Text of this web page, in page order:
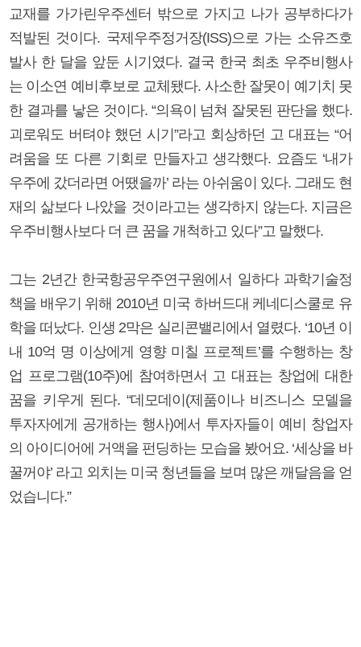
교재를 가가린우주센터 밖으로 가지고 나가 공부하다가
적발된 것이다. 국제우주정거장(ISS)으로 가는 소유즈호
발사 한 달을 앞둔 시기였다. 결국 한국 최초 우주비행사
는 이소연 예비후보로 교체됐다. 사소한 잘못이 예기치 못
한 결과를 낳은 것이다. “의욕이 넘쳐 잘못된 판단을 했다.
괴로워도 버텨야 했던 시기”라고 회상하던 고 대표는 “어
려움을 또 다른 기회로 만들자고 생각했다. 요즘도 ‘내가
우주에 갔더라면 어땠을까’ 라는 아쉬움이 있다. 그래도 현
재의 삶보다 나았을 것이라고는 생각하지 않는다. 지금은
우주비행사보다 더 큰 꿈을 개척하고 있다”고 말했다.
그는 2년간 한국항공우주연구원에서 일하다 과학기술정
책을 배우기 위해 2010년 미국 하버드대 케네디스쿨로 유
학을 떠났다. 인생 2막은 실리콘밸리에서 열렸다. ‘10년 이
내 10억 명 이상에게 영향 미칠 프로젝트’를 수행하는 창
업 프로그램(10주)에 참여하면서 고 대표는 창업에 대한
꿈을 키우게 된다. “데모데이(제품이나 비즈니스 모델을
투자자에게 공개하는 행사)에서 투자자들이 예비 창업자
의 아이디어에 거액을 펀딩하는 모습을 봤어요. ‘세상을 바
꿀꺼야’ 라고 외치는 미국 청년들을 보며 많은 깨달음을 얻
었습니다.”